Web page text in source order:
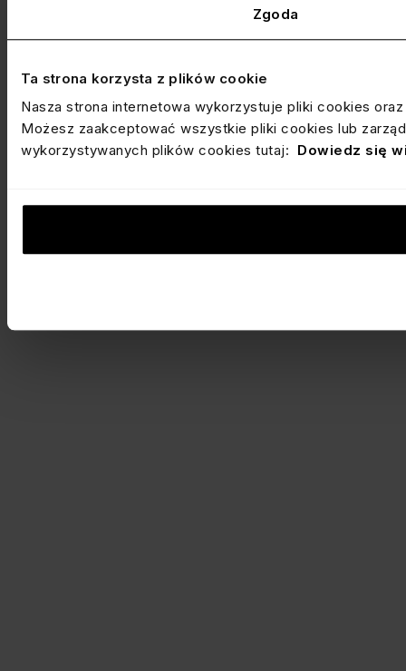
Zgoda
Ta strona korzysta z plików cookie
Nasza strona internetowa wykorzystuje pliki cookies
Możesz zaakceptować wszystkie pliki cookies lub
wykorzystywanych plików cookies tutaj: Dowiedz się